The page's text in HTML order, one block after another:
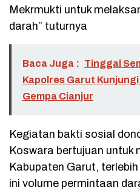
Mekrmukti untuk
darah” tuturnya
Baca Juga : Tinggal
Kapolres Garut
Gempa Cianjur
Kegiatan bakti sosial
Koswara bertujuan untuk
Kabupaten Garut,
ini volume permintaan